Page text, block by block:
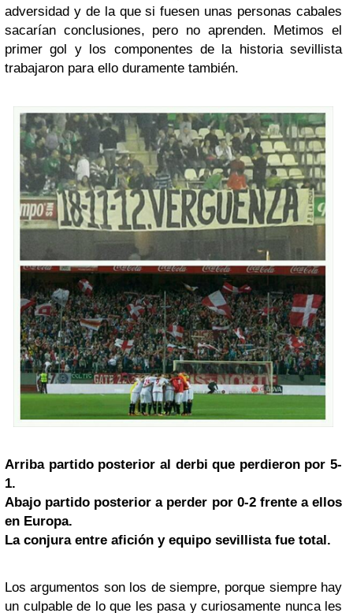
adversidad y de la que si fuesen unas personas cabales
sacarían conclusiones, pero no aprenden. Metimos el
primer gol y los componentes de la historia sevillista
trabajaron para ello duramente también.
Arriba partido posterior al derbi que perdieron por 5-
1.
Abajo partido posterior a perder por 0-2 frente a ellos
en Europa.
La conjura entre afición y equipo sevillista fue total.
Los argumentos son los de siempre, porque siempre hay
un culpable de lo que les pasa y curiosamente nunca les